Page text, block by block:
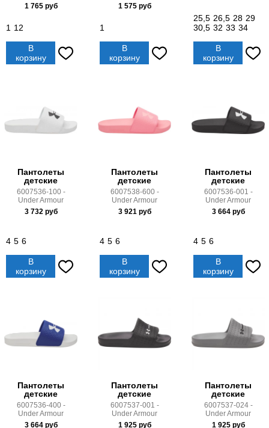
1 765руб
1 12
В
корзину
1 575руб
1
В
корзину
25,5 26,5 28 29
30,5 32 33 34
В
корзину
Пантолеты
детские
6007536-100 -
Under Armour
3 732руб
4 5 6
В
корзину
Пантолеты
детские
6007538-600 -
Under Armour
3 921руб
4 5 6
В
корзину
Пантолеты
детские
6007536-001 -
Under Armour
3 664руб
4 5 6
В
корзину
Пантолеты
детские
6007536-400 -
Under Armour
3 664руб
Пантолеты
детские
6007537-001 -
Under Armour
1 925руб
Пантолеты
детские
6007537-024 -
Under Armour
1 925руб